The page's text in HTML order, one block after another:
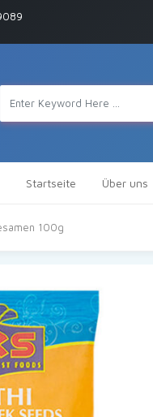
Startseite Über uns
100g